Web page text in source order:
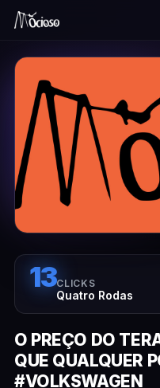
13CLICKS
Quatro Rodas
O PREÇO DO
QUE QUALQUER
#VOLKSWAGEN